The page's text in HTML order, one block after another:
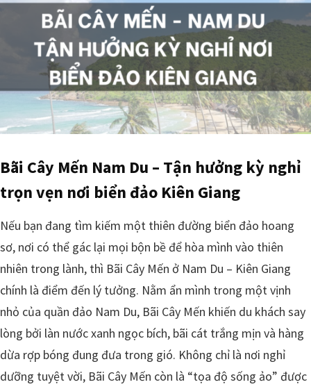
Bãi Cây Mến Nam Du – Tận hưởng kỳ nghỉ
trọn vẹn nơi biển đảo Kiên Giang
Nếu bạn đang tìm kiếm một thiên đường biển đảo hoang
sơ, nơi có thể gác lại mọi bộn bề để hòa mình vào thiên
nhiên trong lành, thì Bãi Cây Mến ở Nam Du – Kiên Giang
chính là điểm đến lý tưởng. Nằm ẩn mình trong một vịnh
nhỏ của quần đảo Nam Du, Bãi Cây Mến khiến du khách say
lòng bởi làn nước xanh ngọc bích, bãi cát trắng mịn và hàng
dừa rợp bóng đung đưa trong gió. Không chỉ là nơi nghỉ
dưỡng tuyệt vời, Bãi Cây Mến còn là “tọa độ sống ảo” được